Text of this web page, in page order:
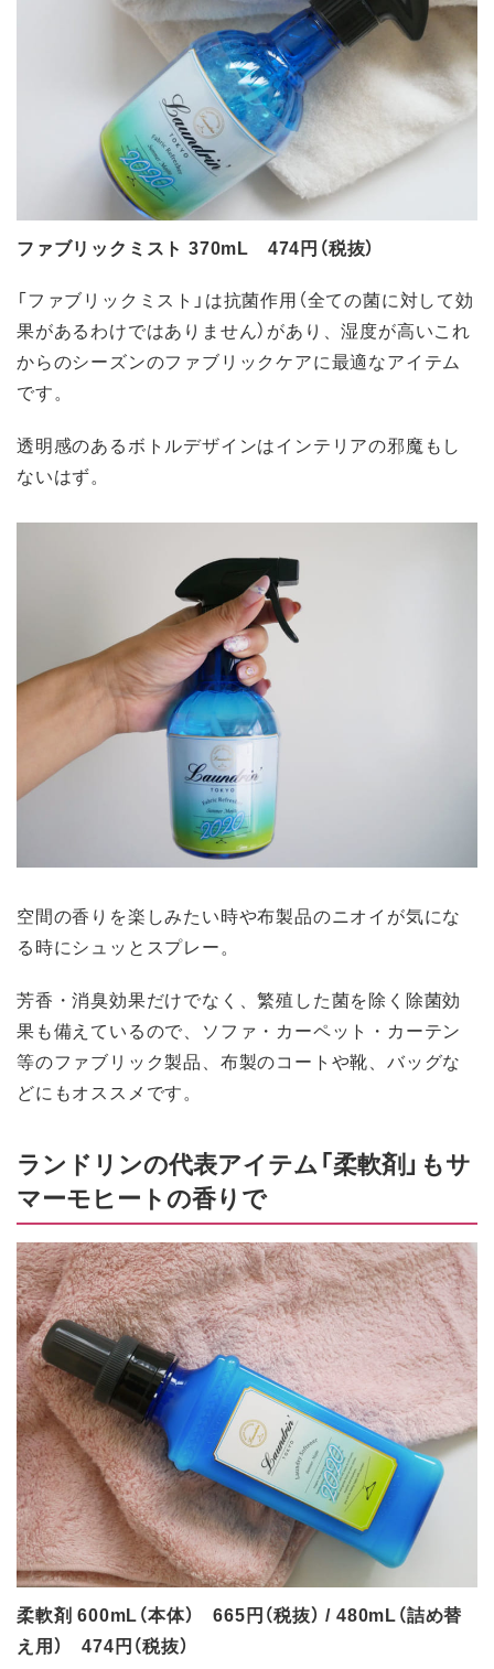
ファブリックミスト 370mL 474円（税抜）
「ファブリックミスト」は抗菌作用（全ての菌に対して効
果があるわけではありません）があり、湿度が高いこれ
からのシーズンのファブリックケアに最適なアイテム
です。
透明感のあるボトルデザインはインテリアの邪魔もし
ないはず。
空間の香りを楽しみたい時や布製品のニオイが気にな
る時にシュッとスプレー。
芳香・消臭効果だけでなく、繁殖した菌を除く除菌効
果も備えているので、ソファ・カーペット・カーテン
等のファブリック製品、布製のコートや靴、バッグな
どにもオススメです。
ランドリンの代表アイテム「柔軟剤」もサ
マーモヒートの香りで
柔軟剤 600mL（本体） 665円（税抜） / 480mL（詰め替
え用） 474円（税抜）